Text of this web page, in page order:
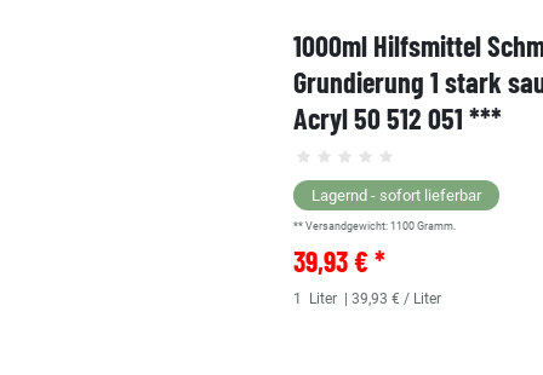
1000ml Hilfsmittel
Grundierung 1 stark
Acryl 50 512 051 ***
Lagernd - sofort lieferbar
** Versandgewicht: 1100 Gramm.
39,93 € *
1 Liter | 39,93 € / Liter